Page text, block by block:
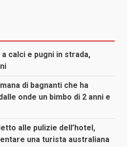
calci e pugni in strada,
di bagnanti che ha
onde un bimbo di 2 anni e
alle pulizie dell’hotel,
una turista australiana